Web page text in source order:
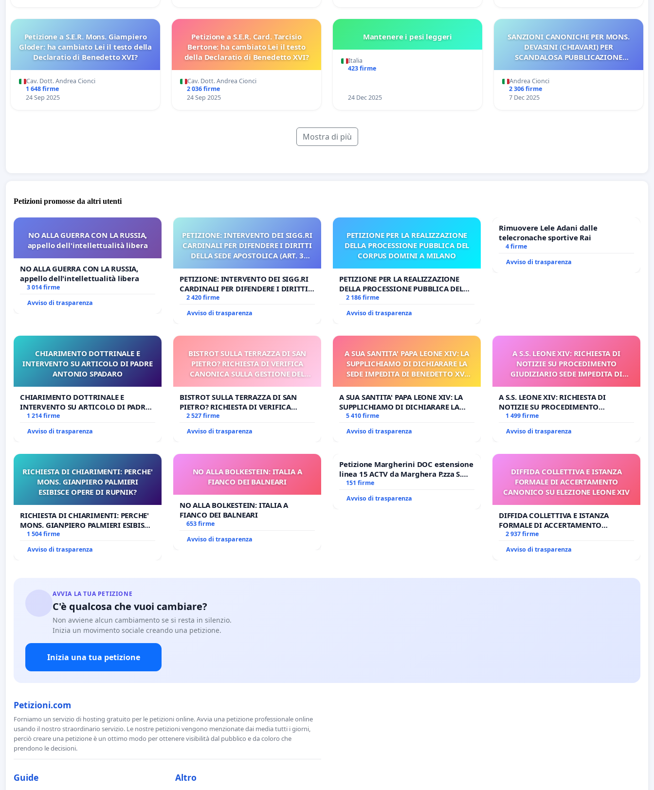
Petizione a S.E.R. Mons. Giampiero
Gloder: ha cambiato Lei il testo della
Declaratio di Benedetto XVI?
Cav. Dott. Andrea Cionci
1 648 firme
24 Sep 2025
Petizione a S.E.R. Card. Tarcisio
Bertone: ha cambiato Lei il testo
della Declaratio di Benedetto XVI?
Cav. Dott. Andrea Cionci
2 036 firme
24 Sep 2025
Mantenere i pesi leggeri
Italia
423 firme
24 Dec 2025
SANZIONI CANONICHE PER MONS.
DEVASINI (CHIAVARI) PER
SCANDALOSA PUBBLICAZIONE
CATTOLICHE
Andrea Cionci
2 306 firme
7 Dec 2025
Mostra di più
Petizioni promosse da altri utenti
NO ALLA GUERRA CON LA RUSSIA,
appello dell'intellettualità libera
NO ALLA GUERRA CON LA RUSSIA,
appello dell'intellettualità libera
3 014 firme
Avviso di trasparenza
PETIZIONE: INTERVENTO DEI SIGG.RI
CARDINALI PER DIFENDERE I DIRITTI
DELLA SEDE APOSTOLICA (ART. 3
PETIZIONE: INTERVENTO DEI SIGG.RI
CARDINALI PER DIFENDERE I DIRITTI
DELLA SEDE APOSTOLICA (ART. 3 UDG)
2 420 firme
Avviso di trasparenza
PETIZIONE PER LA REALIZZAZIONE
DELLA PROCESSIONE PUBBLICA DEL
CORPUS DOMINI A MILANO
PETIZIONE PER LA REALIZZAZIONE
DELLA PROCESSIONE PUBBLICA DEL
CORPUS DOMINI A MILANO
2 186 firme
Avviso di trasparenza
Rimuovere Lele Adani dalle
telecronache sportive Rai
4 firme
Avviso di trasparenza
CHIARIMENTO DOTTRINALE E
INTERVENTO SU ARTICOLO DI PADRE
ANTONIO SPADARO
CHIARIMENTO DOTTRINALE E
INTERVENTO SU ARTICOLO DI PADRE
ANTONIO SPADARO
1 214 firme
Avviso di trasparenza
BISTROT SULLA TERRAZZA DI SAN
PIETRO? RICHIESTA DI VERIFICA
CANONICA SULLA GESTIONE DEL
BISTROT SULLA TERRAZZA DI SAN
PIETRO? RICHIESTA DI VERIFICA
CANONICA SULLA GESTIONE DEL
2 527 firme
Avviso di trasparenza
A SUA SANTITA' PAPA LEONE XIV: LA
SUPPLICHIAMO DI DICHIARARE LA
SEDE IMPEDITA DI BENEDETTO XVI
PROCESSO
A SUA SANTITA' PAPA LEONE XIV: LA
SUPPLICHIAMO DI DICHIARARE LA
SEDE IMPEDITA DI BENEDETTO XVI E/O
5 410 firme
Avviso di trasparenza
A S.S. LEONE XIV: RICHIESTA DI
NOTIZIE SU PROCEDIMENTO
GIUDIZIARIO SEDE IMPEDITA DI
A S.S. LEONE XIV: RICHIESTA DI
NOTIZIE SU PROCEDIMENTO
GIUDIZIARIO SEDE IMPEDITA DI
1 499 firme
Avviso di trasparenza
RICHIESTA DI CHIARIMENTI: PERCHE'
MONS. GIANPIERO PALMIERI
ESIBISCE OPERE DI RUPNIK?
RICHIESTA DI CHIARIMENTI: PERCHE'
MONS. GIANPIERO PALMIERI ESIBISCE
OPERE DI RUPNIK?
1 504 firme
Avviso di trasparenza
NO ALLA BOLKESTEIN: ITALIA A
FIANCO DEI BALNEARI
NO ALLA BOLKESTEIN: ITALIA A
FIANCO DEI BALNEARI
653 firme
Avviso di trasparenza
Petizione Margherini DOC estensione
linea 15 ACTV da Marghera P.zza S.
Antonio all'aeroporto Marco Polo
151 firme
Avviso di trasparenza
DIFFIDA COLLETTIVA E ISTANZA
FORMALE DI ACCERTAMENTO
CANONICO SU ELEZIONE LEONE XIV
DIFFIDA COLLETTIVA E ISTANZA
FORMALE DI ACCERTAMENTO
CANONICO SU ELEZIONE LEONE XIV
2 937 firme
Avviso di trasparenza
AVVIA LA TUA PETIZIONE
C'è qualcosa che vuoi cambiare?
Non avviene alcun cambiamento se si resta in silenzio.
Inizia un movimento sociale creando una petizione.
Inizia una tua petizione
Petizioni.com
Forniamo un servizio di hosting gratuito per le petizioni online. Avvia una petizione professionale online
usando il nostro straordinario servizio. Le nostre petizioni vengono menzionate dai media tutti i giorni,
perciò creare una petizione è un ottimo modo per ottenere visibilità dal pubblico e da coloro che
prendono le decisioni.
Guide Altro